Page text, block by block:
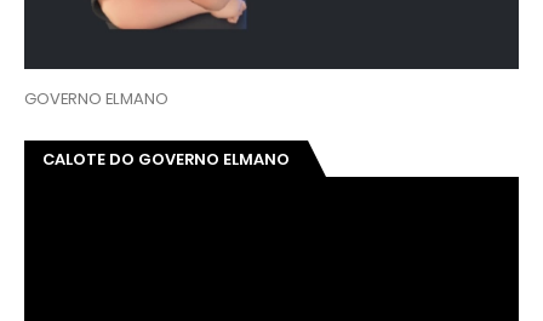
GOVERNO ELMANO
CALOTE DO GOVERNO ELMANO